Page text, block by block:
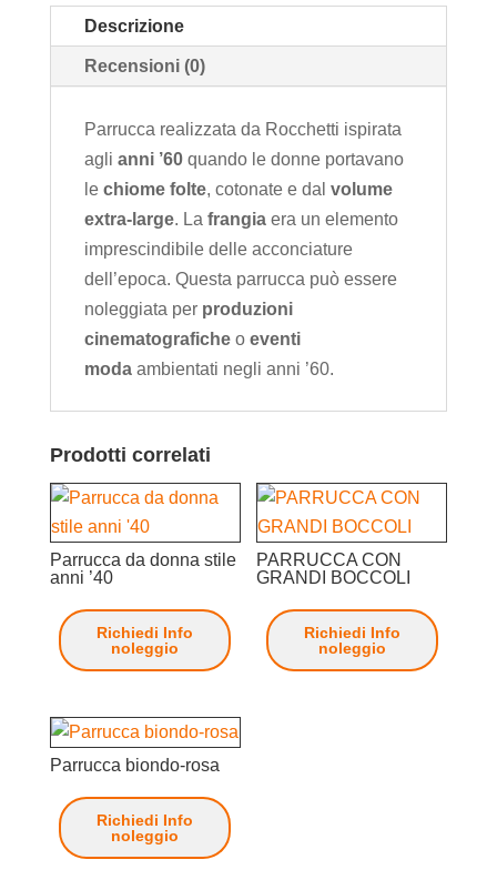
Descrizione
Recensioni (0)
Parrucca realizzata da Rocchetti ispirata
agli anni ’60quando le donne portavano
le chiome folte, cotonate e dal volume
extra-large. La frangiaera un elemento
imprescindibile delle acconciature
dell’epoca. Questa parrucca può essere
noleggiata per produzioni
cinematograficheo eventi
modaambientati negli anni ’60.
Prodotti correlati
Parrucca da donna stile
anni ’40
Richiedi Info
noleggio
PARRUCCA CON
GRANDI BOCCOLI
Richiedi Info
noleggio
Parrucca biondo-rosa
Richiedi Info
noleggio